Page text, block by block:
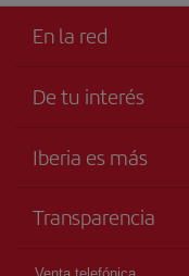
En la red
De tu interés
Accesibilidad
Mapa del sitio
Iberia es más
Grupo Iberia
Accionistas e Inversores
Transparencia